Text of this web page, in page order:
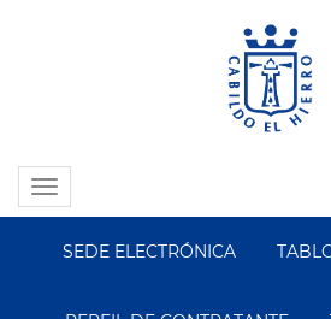
Toggle
navigation
Segundo
SEDE ELECTRÓNICA